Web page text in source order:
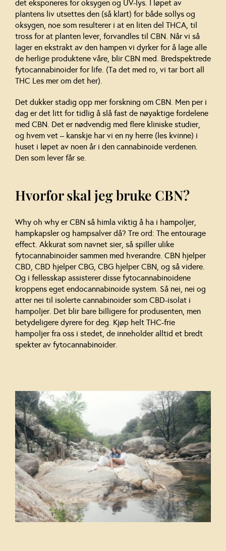
det eksponeres for oksygen og UV-lys. I løpet av
plantens liv utsettes den (så klart) for både sollys og
oksygen, noe som resulterer i at en liten del THCA, til
tross for at planten lever, forvandles til CBN. Når vi så
lager en ekstrakt av den hampen vi dyrker for å lage alle
de herlige produktene våre, blir CBN med. Bredspektrede
fytocannabinoider for life. (Ta det med ro, vi tar bort all
THC Les mer om det her).
Det dukker stadig opp mer forskning om CBN. Men per i
dag er det litt for tidlig å slå fast de nøyaktige fordelene
med CBN. Det er nødvendig med flere kliniske studier,
og hvem vet – kanskje har vi en ny herre (les kvinne) i
huset i løpet av noen år i den cannabinoide verdenen.
Den som lever får se.
Hvorfor skal jeg bruke CBN?
Why oh why er CBN så himla viktig å ha i hampoljer,
hampkapsler og hampsalver då? Tre ord: The entourage
effect. Akkurat som navnet sier, så spiller ulike
fytocannabinoider sammen med hverandre. CBN hjelper
CBD, CBD hjelper CBG, CBG hjelper CBN, og så videre.
Og i fellesskap assisterer disse fytocannabinoidene
kroppens eget endocannabinoide system. Så nei, nei og
atter nei til isolerte cannabinoider som CBD-isolat i
hampoljer. Det blir bare billigere for produsenten, men
betydeligere dyrere for deg. Kjøp helt THC-frie
hampoljer fra oss i stedet, de inneholder alltid et bredt
spekter av fytocannabinoider.